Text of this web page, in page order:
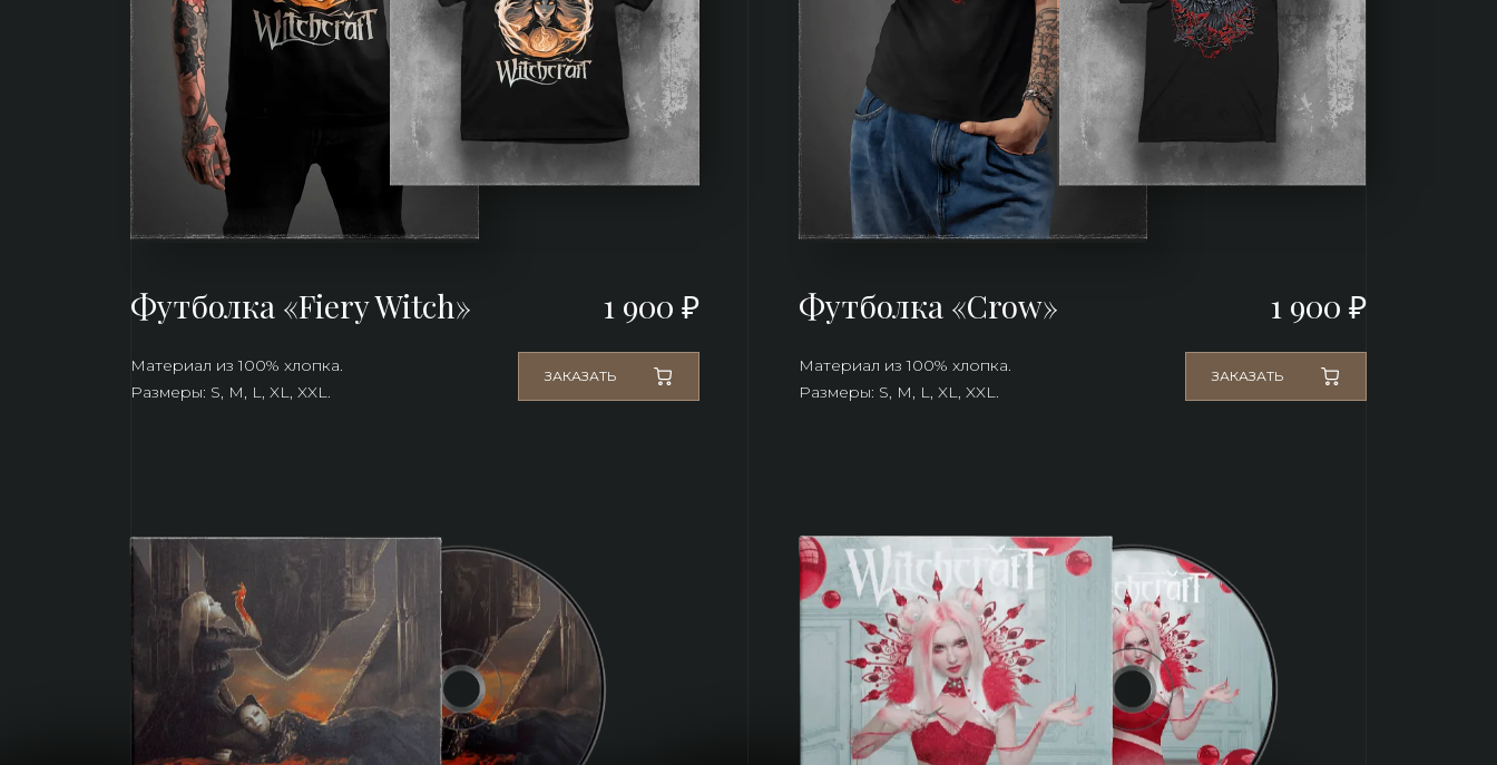
Футболка «Fiery Witch» Футболка «Crow» 1 900 ₽
Материал из 100% хлопка.
Размеры: S, M, L, XL, XXL.
1 900 ₽
Материал из 100% хлопка.
Размеры: S, M, L, XL, XXL.
ЗАКАЗАТЬ
ЗАКАЗАТЬ